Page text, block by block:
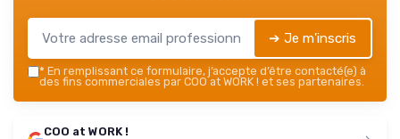
➔ Je m'inscris
* En remplissant ce formulaire, j’accepte d’être contacté(e) à
des fins commerciales par COO at WORK ! et ses partenaires.
COO at WORK !